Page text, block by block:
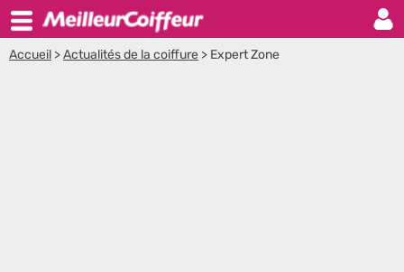
Accueil >Actualités de la coiffure > Expert Zone